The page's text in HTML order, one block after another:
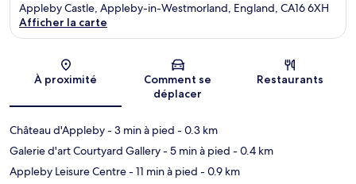
Carte
Appleby Castle, Appleby-in-Westmorland, England, CA16 6XH
Afficher la carte
À proximité
Comment se
déplacer
Restaurants
Château d'Appleby- 3 min à pied - 0.3 km
Galerie d'art Courtyard Gallery- 5 min à pied - 0.4 km
Appleby Leisure Centre- 11 min à pied - 0.9 km